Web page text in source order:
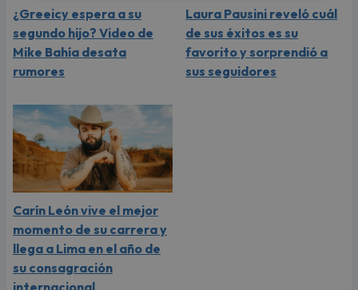
¿Greeicy espera a su
segundo hijo? Video de
Mike Bahía desata
rumores
Laura Pausini reveló cuál
de sus éxitos es su
favorito y sorprendió a
sus seguidores
Carín León vive el mejor
momento de su carrera y
llega a Lima en el año de
su consagración
internacional